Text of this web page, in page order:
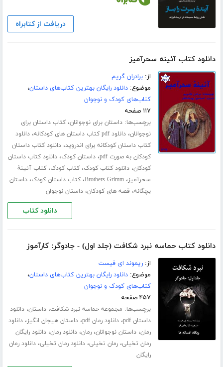
دریافت از کتابراه
دانلود کتاب آئینه سحرآمیز
از:برادران گریم
موضوع:دانلود رایگان بهترین کتاب‌های داستان،
کتاب‌های کودک و نوجوان
۱۱۷ صفحه
برچسب‌ها:داستان برای نوجوانان،کتاب داستان برای
نوجوانان،دانلود pdf کتاب داستان های کودکانه ،دانلود
کتاب داستان کودکانه برای اندروید،دانلود کتاب داستان
کودکان به صورت pdf
،داستان کودک،دانلود کتاب داستان
کودکان،دانلود کتاب کودک،کتاب کودک،کتاب آئینۀ
سحرآمیز،Brothers Grimm،کتاب داستان کودک،داستان
بچگانه، قصه های کودکان،داستان نوجوان
دانلود کتاب
دانلود کتاب حماسه نبرد شکافت (جلد اول) - جادوگر: کارآموز
از:ریموند ای فیست
موضوع:دانلود رایگان بهترین کتاب‌های داستان،
کتاب‌های کودک و نوجوان
۴۵۷ صفحه
برچسب‌ها: مجموعه حماسه نبرد شکافت،داستان،دانلود
داستان pdf
،دانلود رمان pdf ،داستان هیجان انگیز،دانلود
رمان،داستان نوجوانان،رمان،دانلود رمان،دانلود رایگان
رمان تخیلی،رمان تخیلی،دانلود رمان تخیلی،دانلود رمان
رایگان